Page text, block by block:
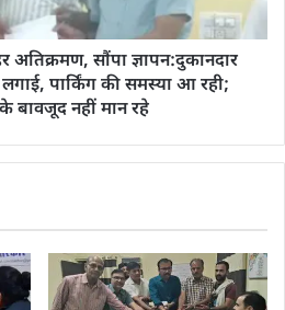
सौंपा ज्ञापन:दुकानदार
पार्किंग की समस्या आ रही;
बावजूद नहीं मान रहे